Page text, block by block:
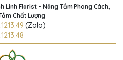
Linh Florist - Nâng Tầm Phong Cách,
Chất Lượng
(Zalo)